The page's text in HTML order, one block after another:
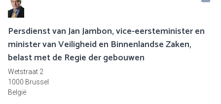
Persdienst van Jan Jambon, vice-eersteminister en
minister van Veiligheid en Binnenlandse Zaken,
belast met de Regie der gebouwen
Wetstraat 2
1000 Brussel
België